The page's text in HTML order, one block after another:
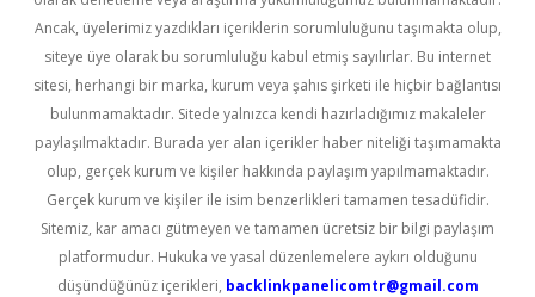
Ancak, üyelerimiz yazdıkları içeriklerin sorumluluğunu taşımakta olup,
siteye üye olarak bu sorumluluğu kabul etmiş sayılırlar. Bu internet
sitesi, herhangi bir marka, kurum veya şahıs şirketi ile hiçbir bağlantısı
bulunmamaktadır. Sitede yalnızca kendi hazırladığımız makaleler
paylaşılmaktadır. Burada yer alan içerikler haber niteliği taşımamakta
olup, gerçek kurum ve kişiler hakkında paylaşım yapılmamaktadır.
Gerçek kurum ve kişiler ile isim benzerlikleri tamamen tesadüfidir.
Sitemiz, kar amacı gütmeyen ve tamamen ücretsiz bir bilgi paylaşım
platformudur. Hukuka ve yasal düzenlemelere aykırı olduğunu
düşündüğünüz içerikleri, backlinkpanelicomtr@gmail.com